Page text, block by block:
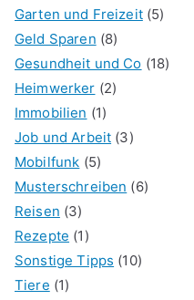
Garten und Freizeit(5)
Geld Sparen (8)
Gesundheit und Co (18)
Heimwerker (2)
Immobilien (1)
Job und Arbeit (3)
Mobilfunk (5)
Musterschreiben (6)
Reisen (3)
Rezepte (1)
Sonstige Tipps (10)
Tiere (1)